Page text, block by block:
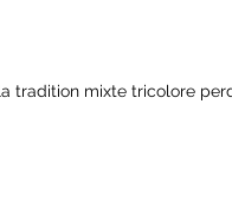
tradition mixte tricolore